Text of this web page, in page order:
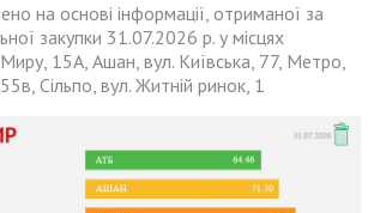
на основі інформації, отриманої за
закупки 31.07.2026 р. у місцях
15А, Ашан, вул. Київська, 77, Метро,
Сільпо, вул. Житній ринок, 1